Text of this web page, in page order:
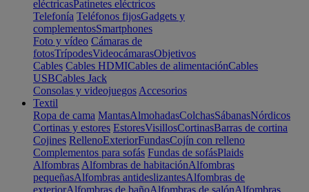
eléctricasPatinetes eléctricos
Telefonía Teléfonos fijosGadgets y
complementosSmartphones
Foto y vídeo Cámaras de
fotosTrípodesVideocámarasObjetivos
Cables Cables HDMICables de alimentaciónCables
USBCables Jack
Consolas y videojuegos Accesorios
Textil
Ropa de cama MantasAlmohadasColchasSábanasNórdicos
Cortinas y estores EstoresVisillosCortinasBarras de cortina
Cojines RellenoExteriorFundasCojín con relleno
Complementos para sofás Fundas de sofásPlaids
Alfombras Alfombras de habitaciónAlfombras
pequeñasAlfombras antideslizantesAlfombras de
exteriorAlfombras de bañoAlfombras de salónAlfombras